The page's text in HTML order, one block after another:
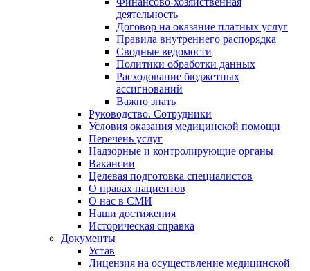
деятельность
Договор на оказание платных услуг
Правила внутреннего распорядка
Сводные ведомости
Политики обработки данных
Расходование бюджетных
ассигнований
Важно знать
Руководство. Сотрудники
Условия оказания медицинской помощи
Перечень услуг
Надзорные и контролирующие органы
Вакансии
Целевая подготовка специалистов
О правах пациентов
О нас в СМИ
Наши достижения
Историческая справка
Документы
Устав
Лицензия на осуществление медицинской